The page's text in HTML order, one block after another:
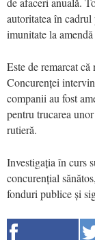
autoritatea în
imunitate la
Este de remarcat
Concurenței
companii au fost
pentru trucarea
rutieră.
Investigația în curs
concurențial
fonduri publice și